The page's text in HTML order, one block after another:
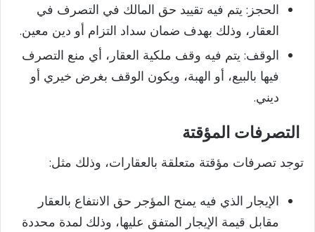
i
d
o
الحجز: يتم فيه تقييد حق المالك في التصرف في
العقار، وذلك بهدف ضمان سداد التزام أو دين معين.
الوقف: يتم فيه وقف ملكية العقار، أي منع التصرف
فيها بالبيع، أو الهبة، ويكون الوقف بغرض خيري أو
ديني.
التصرفات المؤقتة
توجد تصرفات مؤقتة متعلقة بالعقارات، وذلك مثل:
الإيجار الذي فيه يمنح المؤجر حق الانتفاع بالعقار
مقابل قيمة الإيجار المتفق عليها، وذلك لمدة محددة